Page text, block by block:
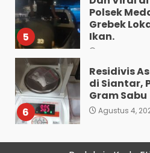
5
Polsek
Grebek
Ikan.
6
Residivis
di Siantar,
Gram Sabu
Agustus 4,